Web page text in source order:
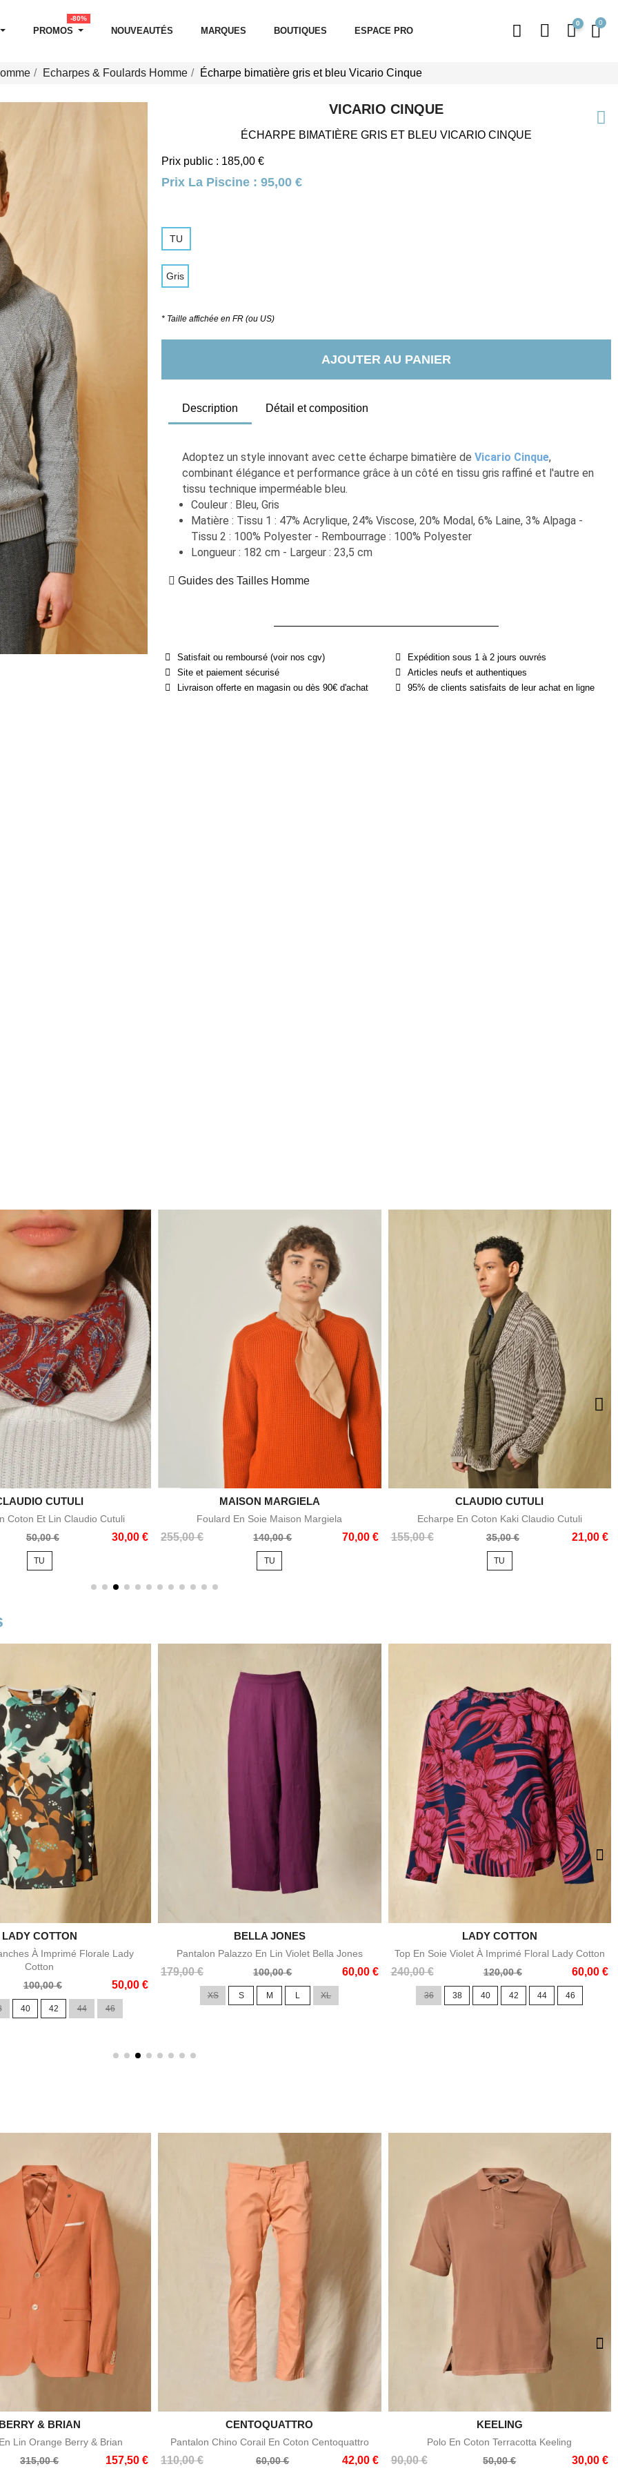
PROMOS
-80%
NOUVEAUTÉS MARQUES BOUTIQUES ESPACE PRO
0
Echarpes & Foulards Homme Écharpe bimatière gris et bleu Vicario Cinque
VICARIO CINQUE
ÉCHARPE BIMATIÈRE GRIS ET BLEU VICARIO CINQUE
Prix public : 185,00 €
Prix La Piscine : 95,00 €
TU
Gris
* Taille affichée en FR (ou US)
AJOUTER AU PANIER
Description Détail et composition
Adoptez un style innovant avec cette écharpe bimatière de Vicario Cinque,
combinant élégance et performance grâce à un côté en tissu gris raffiné et l'autre en
tissu technique imperméable bleu.
Couleur : Bleu, Gris
Matière : Tissu 1 : 47% Acrylique, 24% Viscose, 20% Modal, 6% Laine, 3% Alpaga -
Tissu 2 : 100% Polyester - Rembourrage : 100% Polyester
Longueur : 182 cm - Largeur : 23,5 cm
Guides des Tailles Homme
Satisfait ou remboursé (voir nos cgv)
Site et paiement sécurisé
Livraison offerte en magasin ou dès 90€ d'achat
Expédition sous 1 à 2 jours ouvrés
Articles neufs et authentiques
95% de clients satisfaits de leur achat en ligne
Aperçu rapide
CUTULI
Coton Et Lin Claudio Cutuli
50,00 € 30,00 €
TU
Aperçu rapide
MAISON MARGIELA
Foulard En Soie Maison Margiela
255,00 €
Prix
140,00 € 70,00 €
Prix
TU
Aperçu rapide
CLAUDIO CUTULI
Echarpe En Coton Kaki Claudio Cutuli
155,00 €
Prix
35,00 € 21,00 €
Prix
TU
Aperçu rapide
LADY COTTON
À Imprimé Florale Lady
Cotton
100,00 € 50,00 €
40 42 44 46
Aperçu rapide
BELLA JONES
Pantalon Palazzo En Lin Violet Bella Jones
179,00 €
Prix
100,00 € 60,00 €
Prix
XS S M L XL
Aperçu rapide
LADY COTTON
Top En Soie Violet À Imprimé Floral Lady Cotton
240,00 €
Prix
120,00 € 60,00 €
Prix
36 38 40 42 44 46
Aperçu rapide
BERRY & BRIAN
Lin Orange Berry & Brian
315,00 € 157,50 €
Aperçu rapide
CENTOQUATTRO
Pantalon Chino Corail En Coton Centoquattro
110,00 €
Prix
60,00 € 42,00 €
Prix
Aperçu rapide
KEELING
Polo En Coton Terracotta Keeling
90,00 €
Prix
50,00 € 30,00 €
Prix